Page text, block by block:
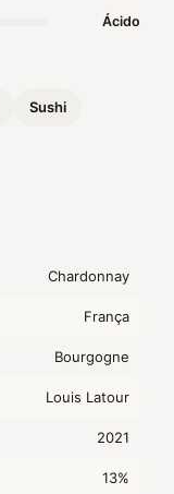
Ácido
Sushi
Chardonnay
França
Bourgogne
Louis Latour
2021
13%